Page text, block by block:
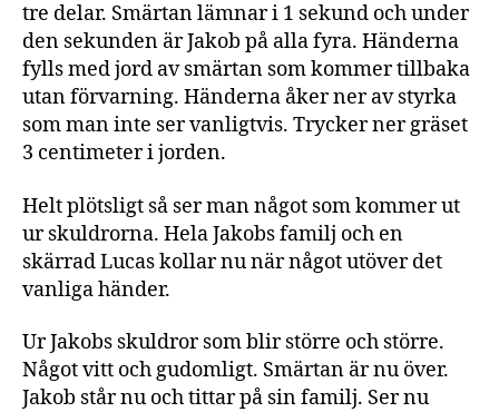
tre delar. Smärtan lämnar i 1 sekund och under
den sekunden är Jakob på alla fyra. Händerna
fylls med jord av smärtan som kommer tillbaka
utan förvarning. Händerna åker ner av styrka
som man inte ser vanligtvis. Trycker ner gräset
3 centimeter i jorden.
Helt plötsligt så ser man något som kommer ut
ur skuldrorna. Hela Jakobs familj och en
skärrad Lucas kollar nu när något utöver det
vanliga händer.
Ur Jakobs skuldror som blir större och större.
Något vitt och gudomligt. Smärtan är nu över.
Jakob står nu och tittar på sin familj. Ser nu